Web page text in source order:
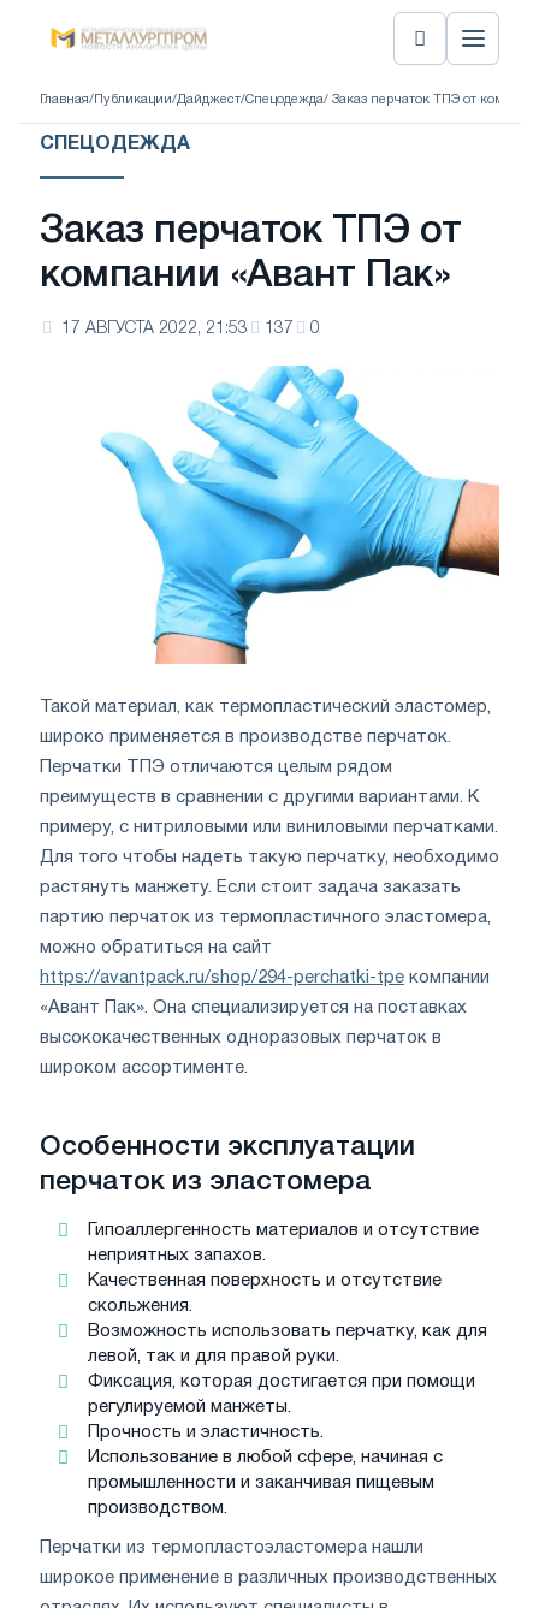
Главная/ Публикации/Дайджест/Спецодежда/ Заказ перчаток ТПЭ от
СПЕЦОДЕЖДА
Заказ перчаток ТПЭ от
компании «Авант Пак»
17 АВГУСТА 2022, 21:53 137 0
Такой материал, как термопластический эластомер,
широко применяется в производстве перчаток.
Перчатки ТПЭ отличаются целым рядом
преимуществ в сравнении с другими вариантами. К
примеру, с нитриловыми или виниловыми перчатками.
Для того чтобы надеть такую перчатку, необходимо
растянуть манжету. Если стоит задача заказать
партию перчаток из термопластичного эластомера,
можно обратиться на сайт
https://avantpack.ru/shop/294-perchatki-tpe компании
«Авант Пак». Она специализируется на поставках
высококачественных одноразовых перчаток в
широком ассортименте.
Особенности эксплуатации
перчаток из эластомера
Гипоаллергенность материалов и отсутствие
неприятных запахов.
Качественная поверхность и отсутствие
скольжения.
Возможность использовать перчатку, как для
левой, так и для правой руки.
Фиксация, которая достигается при помощи
регулируемой манжеты.
Прочность и эластичность.
Использование в любой сфере, начиная с
промышленности и заканчивая пищевым
производством.
Перчатки из термопластоэластомера нашли
широкое применение в различных производственных